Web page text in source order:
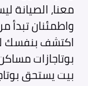
معنا، الصيانة
واطمئنان تبدأ
اكتشف بنفسك
بوتاجازات
بيت يستحق